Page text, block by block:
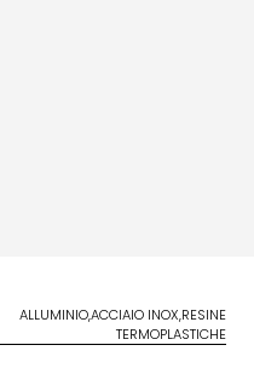
ALLUMINIO,ACCIAIO INOX,RESINE
TERMOPLASTICHE